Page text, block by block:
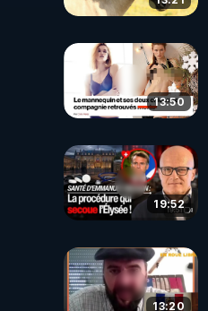
13:50
19:52
13:20